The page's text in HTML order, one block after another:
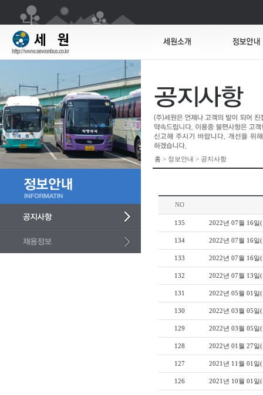
홈 > 정보안내 > 공지사항
NO
135 2022년 07월 16일
134 2022년 07월 16일
133 2022년 07월 16일
132 2022년 07월 13일
131 2022년 05월 01일
130 2022년 03월 05일
129 2022년 03월 05일
128 2022년 01월 27일
127 2021년 11월 01일
126 2021년 10월 01일